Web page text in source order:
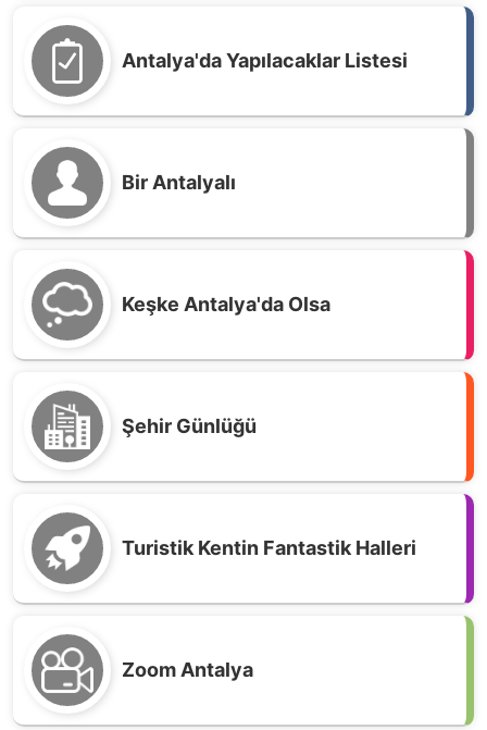
Antalya'da Yapılacaklar Listesi
Bir Antalyalı
Keşke Antalya'da Olsa
Şehir Günlüğü
Turistik Kentin Fantastik Halleri
Zoom Antalya
Geyikbayırı’nda enerjiye değil, yönteme itiraz
var! Doğa güzel kalsın, enerji yer altına